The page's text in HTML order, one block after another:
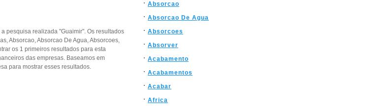
pesquisa realizada "Guaimir". Os resultados
Absorcao, Absorcao De Agua, Absorcoes,
os 1 primeiros resultados para esta
das empresas. Baseamos em
para mostrar esses resultados.
Absorcao
Absorcao De Agua
Absorcoes
Absorver
Acabamento
Acabamentos
Acabar
Africa